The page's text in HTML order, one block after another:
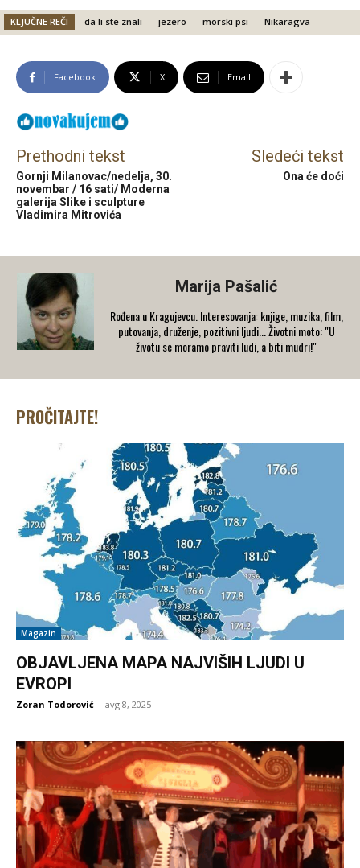
KLJUČNE REČI da li ste znali jezero morski psi Nikaragva
Facebook X Email
Prethodni tekst
Gornji Milanovac/nedelja, 30.
novembar / 16 sati/ Moderna
galerija Slike i sculpture
Vladimira Mitrovića
Sledeći tekst
Ona će doći
Marija Pašalić
​Rođena u Kragujevcu. Interesovanja: knjige, muzika, film,
putovanja, druženje, pozitivni ljudi... Životni moto: "U
životu se moramo praviti ludi, a biti mudri!"
PROČITAJTE!
Magazin
OBJAVLJENA MAPA NAJVIŠIH LJUDI U
EVROPI
Zoran Todorović - avg 8, 2025